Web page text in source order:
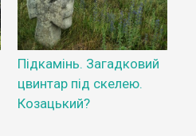
Підкамінь. Загадковий
цвинтар під скелею.
Козацький?